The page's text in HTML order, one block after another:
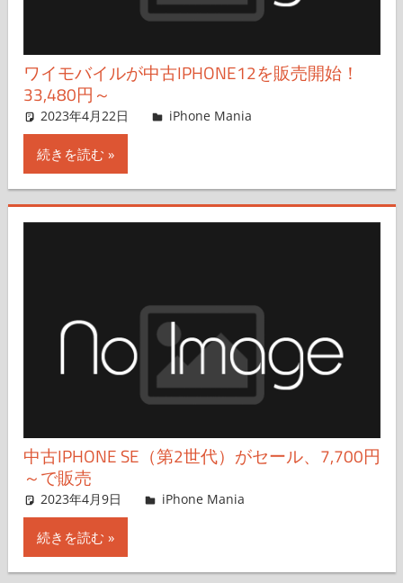
ワイモバイルが中古IPHONE12を販売開始！
33,480円～
2023年4月22日 iPhone Mania
iPhone Mania
続きを読む
中古IPHONE SE（第2世代）がセール、7,700円
～で販売
2023年4月9日 iPhone Mania
iPhone Mania
続きを読む